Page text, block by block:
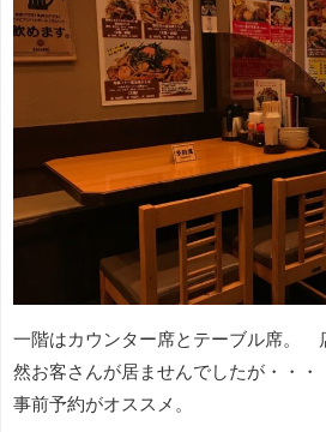
一階はカウンター席とテーブル席。
然お客さんが居ませんでしたが・
事前予約がオススメ。